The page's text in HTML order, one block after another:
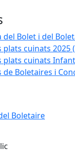
del Bolet i del
plats cuinats 2025
plats cuinats
de Boletaires i
Boletaire